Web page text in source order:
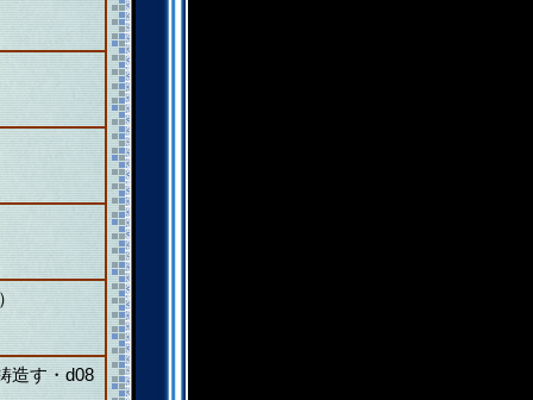
造す・d08